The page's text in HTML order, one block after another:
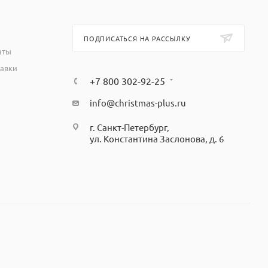
ПОДПИСАТЬСЯ НА РАССЫЛКУ
+7 800 302-92-25
info@christmas-plus.ru
г. Санкт-Петербург,
ул. Константина Заслонова, д. 6